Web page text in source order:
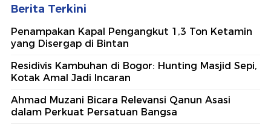
Berita Terkini
Penampakan Kapal Pengangkut 1,3 Ton Ketamin
yang Disergap di Bintan
Residivis Kambuhan di Bogor: Hunting Masjid Sepi,
Kotak Amal Jadi Incaran
Ahmad Muzani Bicara Relevansi Qanun Asasi
dalam Perkuat Persatuan Bangsa